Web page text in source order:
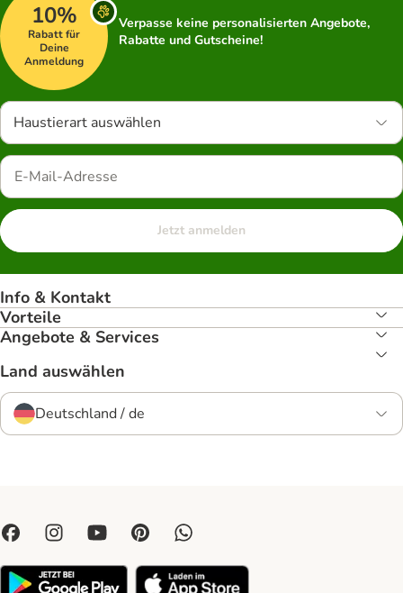
10%
Rabatt für
Deine
Anmeldung
Verpasse keine personalisierten Angebote,
Rabatte und Gutscheine!
Haustierart auswählen
Jetzt anmelden
Info & Kontakt
Vorteile
Angebote & Services
Land auswählen
Deutschland / de